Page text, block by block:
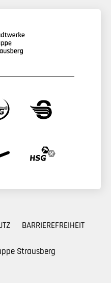
Strausberg
BARRIEREFREIHEIT